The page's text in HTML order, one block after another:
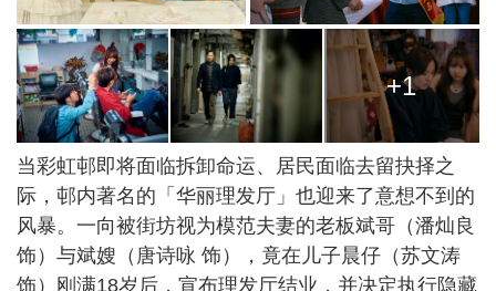
+1
当彩虹邨即将面临拆卸命运、居民面临去留抉择之
际，邨内著名的「华丽理发厅」也迎来了意想不到的
风暴。一向被街坊视为模范夫妻的老板斌哥（潘灿良
饰）与斌嫂（唐诗咏 饰），竟在儿子晨仔（苏文涛
饰）刚满18岁后，宣布理发厅结业，并决定执行隐藏